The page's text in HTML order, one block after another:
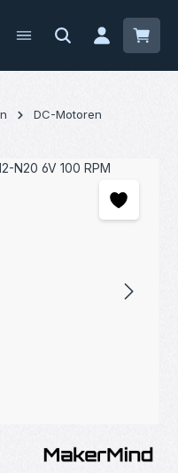
DC-Motoren